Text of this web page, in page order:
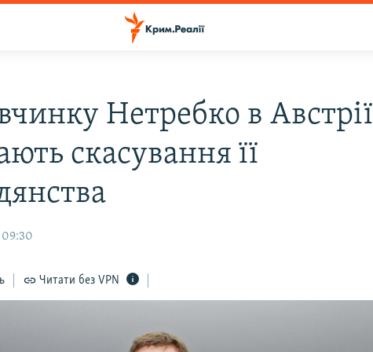
Нетребко в Австрії
скасування її
09:30
Читати без VPN